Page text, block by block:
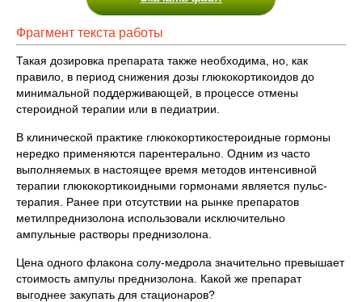
Фрагмент текста работы
Такая дозировка препарата также необходима, но, как
правило, в период снижения дозы глюкокортикоидов до
минимальной поддерживающей, в процессе отмены
стероидной терапии или в педиатрии.
В клинической практике глюкокортикостероидные гормоны
нередко применяются парентерально. Одним из часто
выполняемых в настоящее время методов интенсивной
терапии глюкокортикоидными гормонами является пульс-
терапия. Ранее при отсутствии на рынке препаратов
метилпреднизолона использовали исключительно
ампульные растворы преднизолона.
Цена одного флакона солу-медрола значительно превышает
стоимость ампулы преднизолона. Какой же препарат
выгоднее закупать для стационаров?